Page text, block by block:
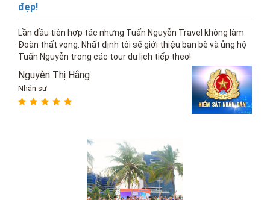
đẹp!
Lần đầu tiên hợp tác nhưng Tuấn Nguyễn Travel không làm
Đoàn thất vọng. Nhất định tôi sẽ giới thiệu bạn bè và ủng hộ
Tuấn Nguyễn trong các tour du lịch tiếp theo!
Nguyễn Thị Hằng
Nhân sự